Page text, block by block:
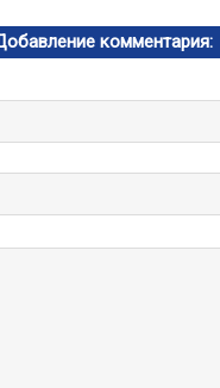
комментария: